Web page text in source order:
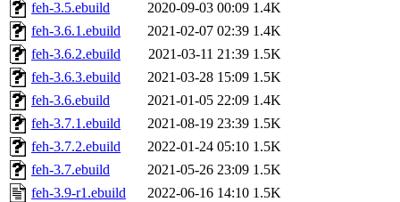
feh-3.5.ebuild
2020-09-03 00:09 1.4K
feh-3.6.1.ebuild
2021-02-07 02:39 1.4K
feh-3.6.2.ebuild
2021-03-11 21:39 1.5K
feh-3.6.3.ebuild
2021-03-28 15:09 1.5K
feh-3.6.ebuild
2021-01-05 22:09 1.4K
feh-3.7.1.ebuild
2021-08-19 23:39 1.5K
feh-3.7.2.ebuild
2022-01-24 05:10 1.5K
feh-3.7.ebuild
2021-05-26 23:09 1.5K
feh-3.9-r1.ebuild
2022-06-16 14:10 1.5K